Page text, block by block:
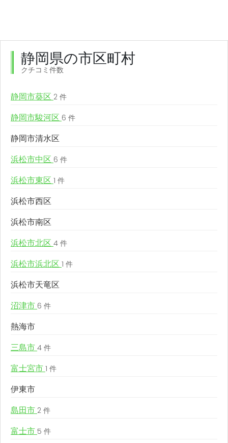
静岡県の市区町村
クチコミ件数
静岡市葵区 2 件
静岡市駿河区 6 件
静岡市清水区
浜松市中区 6 件
浜松市東区 1 件
浜松市西区
浜松市南区
浜松市北区 4 件
浜松市浜北区 1 件
浜松市天竜区
沼津市 6 件
熱海市
三島市 4 件
富士宮市 1 件
伊東市
島田市 2 件
富士市 5 件